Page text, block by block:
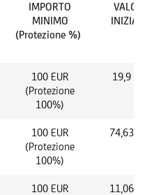
IMPORTO
MINIMO
(Protezione %)
100 EUR
(Protezione
100%)
19,9
100 EUR
(Protezione
100%)
74,63
100 EUR
11,06